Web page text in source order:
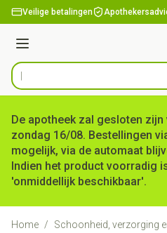
Ga naar de inhoud
Veilige betalingen
Menu
Product, merk, categorie...
De apotheek zal gesloten
zondag 16/08. Bestellingen
mogelijk, via de automaat
Indien het product voorradig
'onmiddellijk beschikbaar'.
Home / Schoonheid, verzorging